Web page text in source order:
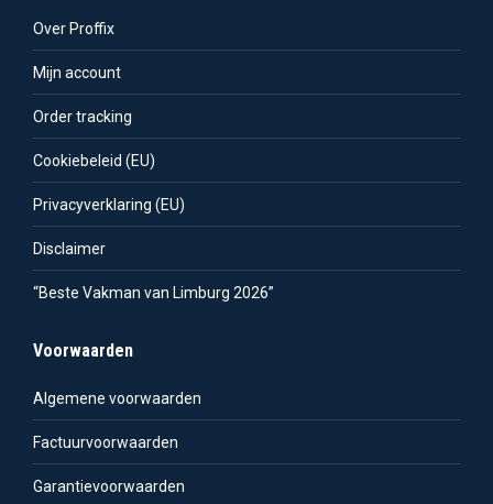
Over Proffix
Mijn account
Order tracking
Cookiebeleid (EU)
Privacyverklaring (EU)
Disclaimer
“Beste Vakman van Limburg 2026”
Voorwaarden
Algemene voorwaarden
Factuurvoorwaarden
Garantievoorwaarden